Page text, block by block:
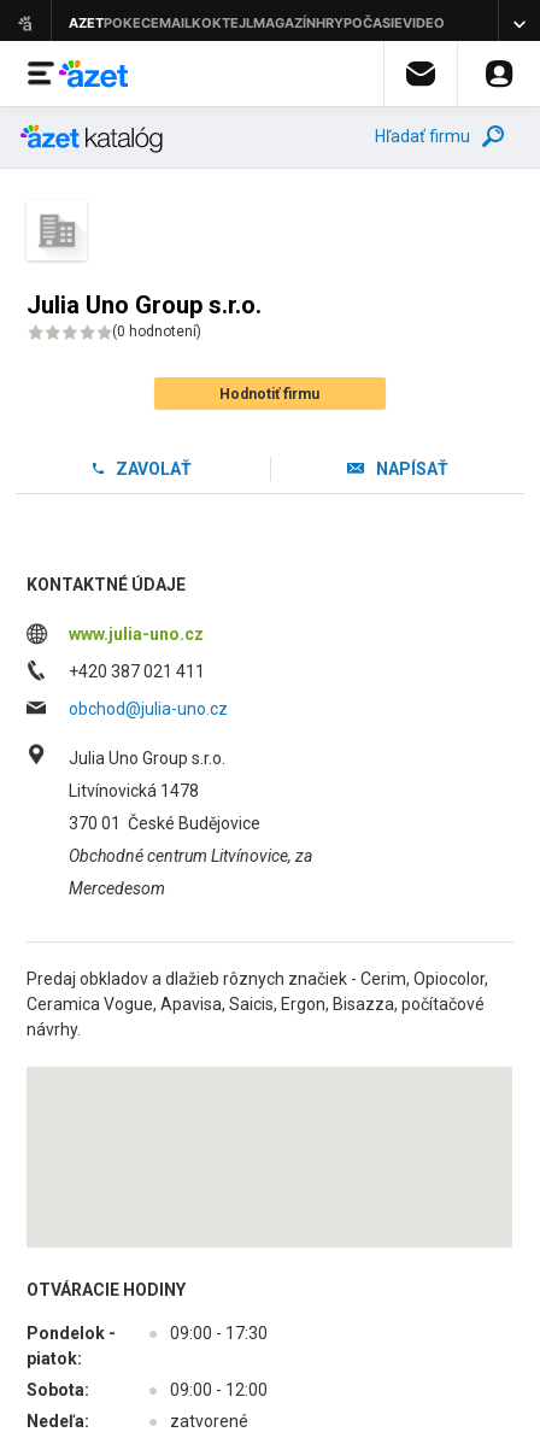
Hľadať firmu
Julia Uno Group s.r.o.
(0 hodnotení)
Hodnotiť firmu
ZAVOLAŤ NAPÍSAŤ
KONTAKTNÉ ÚDAJE
www.julia-uno.cz
+420 387 021 411
obchod@julia-uno.cz
Julia Uno Group s.r.o.
Litvínovická 1478
370 01 České Budějovice
Obchodné centrum Litvínovice, za
Mercedesom
Predaj obkladov a dlažieb rôznych značiek - Cerim, Opiocolor,
Ceramica Vogue, Apavisa, Saicis, Ergon, Bisazza, počítačové
návrhy.
OTVÁRACIE HODINY
Pondelok -
piatok:
● 09:00 - 17:30
Sobota: ●
09:00 - 12:00
Nedeľa:
● zatvorené